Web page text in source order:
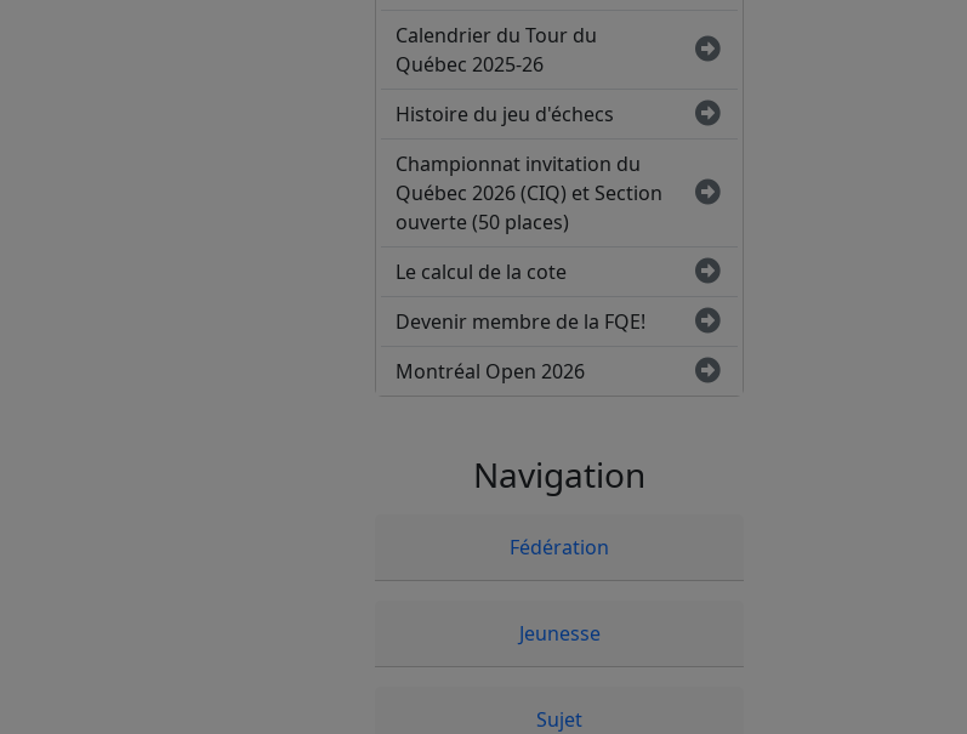
Calendrier du Tour du
Québec 2025-26
Histoire du jeu d'échecs
Championnat invitation du
Québec 2026 (CIQ) et Section
ouverte (50 places)
Le calcul de la cote
Devenir membre de la FQE!
Montréal Open 2026
Navigation
Fédération
Jeunesse
Sujet